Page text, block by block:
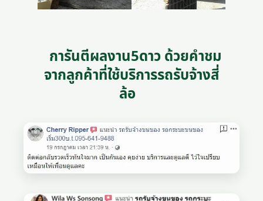
การันตีผลงาน5ดาว ด้วยคำชม
จากลูกค้าที่ใช้บริการรถรับจ้างสี่
ล้อ